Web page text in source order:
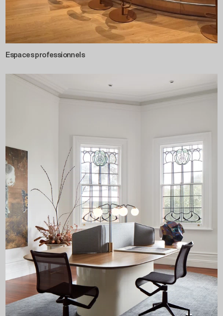
Espaces professionnels